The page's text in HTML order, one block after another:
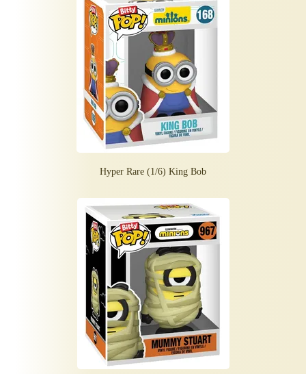
Hyper Rare (1/6) King Bob